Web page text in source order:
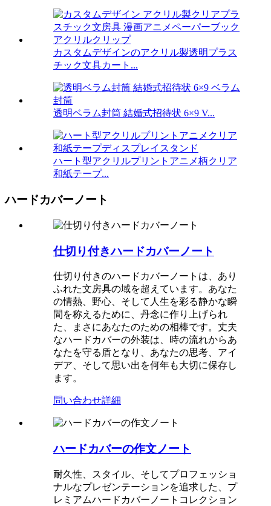
カスタムデザインのアクリル製透明プラス
チック文具カート...
透明ベラム封筒 結婚式招待状 6×9 V...
ハート型アクリルプリントアニメ柄クリア
和紙テープ...
ハードカバーノート
仕切り付きハードカバーノート
仕切り付きのハードカバーノートは、あり
ふれた文房具の域を超えています。あなた
の情熱、野心、そして人生を彩る静かな瞬
間を称えるために、丹念に作り上げられ
た、まさにあなたのための相棒です。丈夫
なハードカバーの外装は、時の流れからあ
なたを守る盾となり、あなたの思考、アイ
デア、そして思い出を何年も大切に保存し
ます。
問い合わせ詳細
ハードカバーの作文ノート
耐久性、スタイル、そしてプロフェッショ
ナルなプレゼンテーションを追求した、プ
レミアムハードカバーノートコレクション